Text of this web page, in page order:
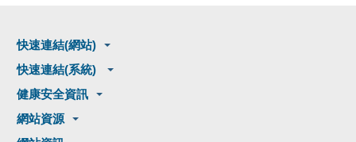
快速連結(網站)
快速連結(系統)
健康安全資訊
網站資源